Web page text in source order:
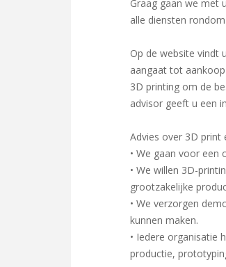
Graag gaan we met
alle diensten
Op de website vindt
aangaat tot
3D printing om de
advisor geeft u een
Advies over 3D print
• We gaan voor een
• We willen 3D-
grootzakelijke
• We verzorgen
kunnen maken.
• Iedere organisatie
productie,